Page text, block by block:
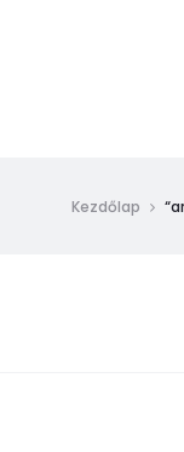
Kezdőlap